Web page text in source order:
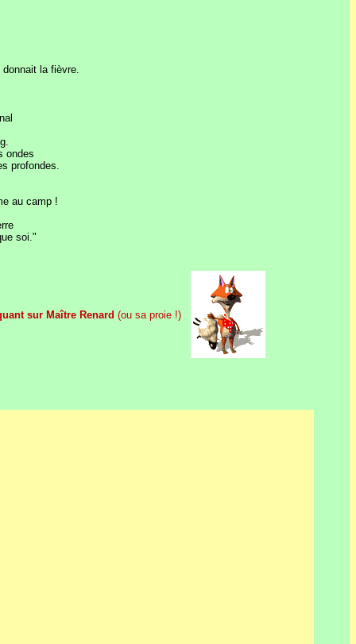
la fièvre.
ondes
profondes.
au camp !
soi."
sur Maître Renard (ou sa proie !)